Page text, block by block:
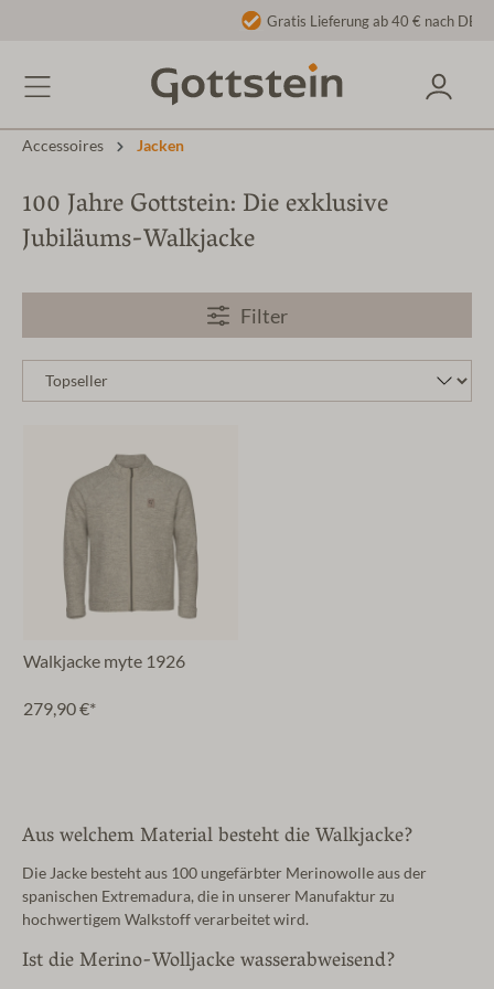
Gratis Lieferung ab 40 € nach DE/AT
Accessoires Jacken
100 Jahre Gottstein: Die exklusive
Jubiläums-Walkjacke
Filter
Walkjacke myte 1926
279,90 €*
Aus welchem Material besteht die Walkjacke?
Die Jacke besteht aus 100 ungefärbter Merinowolle aus der
spanischen Extremadura, die in unserer Manufaktur zu
hochwertigem Walkstoff verarbeitet wird.
Ist die Merino-Wolljacke wasserabweisend?